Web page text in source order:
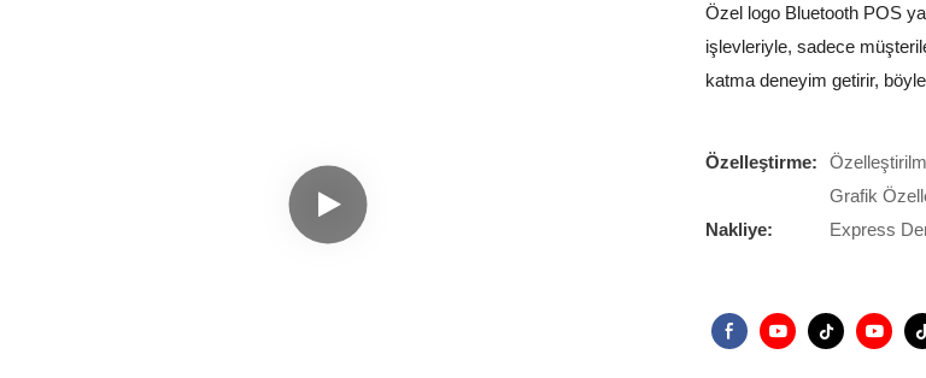
Özel logo Bluetooth POS
işlevleriyle, sadece
katma deneyim getirir,
Özelleştirme:
Grafik
Nakliye:
Express